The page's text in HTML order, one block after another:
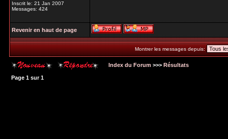
Inscrit le: 21 Jan 2007
Messages: 424
Revenir en haut de page
Montrer les messages depuis:
Index du Forum >>> Résultats
Page 1 sur1